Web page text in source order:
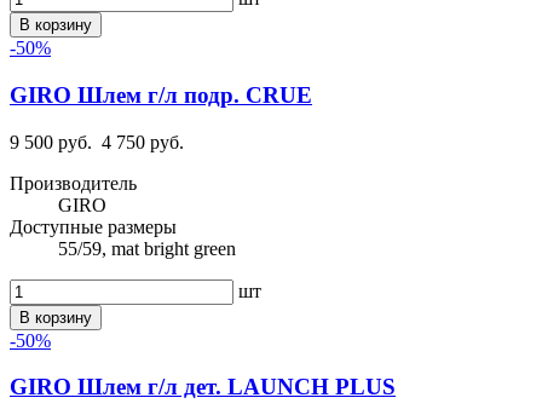
В корзину
-50%
GIRO Шлем г/л подр. CRUE
9 500 руб. 4 750 руб.
Производитель
GIRO
Доступные размеры
55/59, mat bright green
шт
В корзину
-50%
GIRO Шлем г/л дет. LAUNCH PLUS